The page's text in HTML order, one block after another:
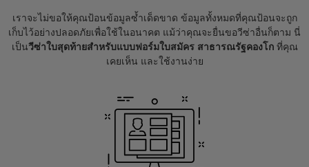
เราจะไม่ขอให้คุณป้อนข้อมูลซ้ำเด็ดขาด ข้อมูลทั้งหมดที่คุณป้อนจะถูก
เก็บไว้อย่างปลอดภัยเพื่อใช้ในอนาคต แม้ว่าคุณจะยื่นขอวีซ่าอื่นก็ตาม นี่
เป็นวีซ่าใบสุดท้ายสำหรับแบบฟอร์มใบสมัคร สาธารณรัฐคองโกที่คุณ
เคยเห็น และใช้งานง่าย